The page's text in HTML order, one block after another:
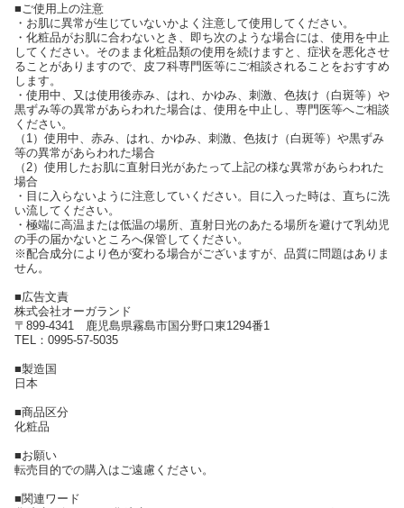
■ご使用上の注意
・お肌に異常が生じていないかよく注意して使用してください。
・化粧品がお肌に合わないとき、即ち次のような場合には、使用を中止
してください。そのまま化粧品類の使用を続けますと、症状を悪化させ
ることがありますので、皮フ科専門医等にご相談されることをおすすめ
します。
・使用中、又は使用後赤み、はれ、かゆみ、刺激、色抜け（白斑等）や
黒ずみ等の異常があらわれた場合は、使用を中止し、専門医等へご相談
ください。
（1）使用中、赤み、はれ、かゆみ、刺激、色抜け（白斑等）や黒ずみ
等の異常があらわれた場合
（2）使用したお肌に直射日光があたって上記の様な異常があらわれた
場合
・目に入らないように注意していください。目に入った時は、直ちに洗
い流してください。
・極端に高温または低温の場所、直射日光のあたる場所を避けて乳幼児
の手の届かないところへ保管してください。
※配合成分により色が変わる場合がございますが、品質に問題はありま
せん。
■広告文責
株式会社オーガランド
〒899-4341 鹿児島県霧島市国分野口東1294番1
TEL：0995-57-5035
■製造国
日本
■商品区分
化粧品
■お願い
転売目的での購入はご遠慮ください。
■関連ワード